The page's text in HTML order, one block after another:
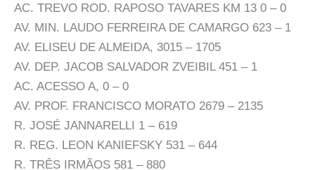
AC. TREVO ROD. RAPOSO TAVARES KM 13 0 – 0
AV. MIN. LAUDO FERREIRA DE CAMARGO 623 – 1
AV. ELISEU DE ALMEIDA, 3015 – 1705
AV. DEP. JACOB SALVADOR ZVEIBIL 451 – 1
AC. ACESSO A, 0 – 0
AV. PROF. FRANCISCO MORATO 2679 – 2135
R. JOSÉ JANNARELLI 1 – 619
R. REG. LEON KANIEFSKY 531 – 644
R. TRÊS IRMÃOS 581 – 880